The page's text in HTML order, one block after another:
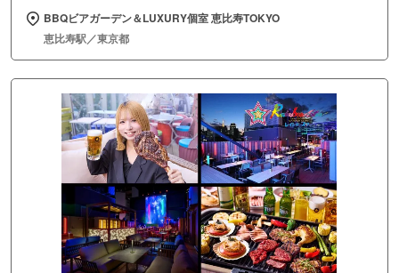
BBQビアガーデン＆LUXURY個室 恵比寿TOKYO
恵比寿駅／東京都